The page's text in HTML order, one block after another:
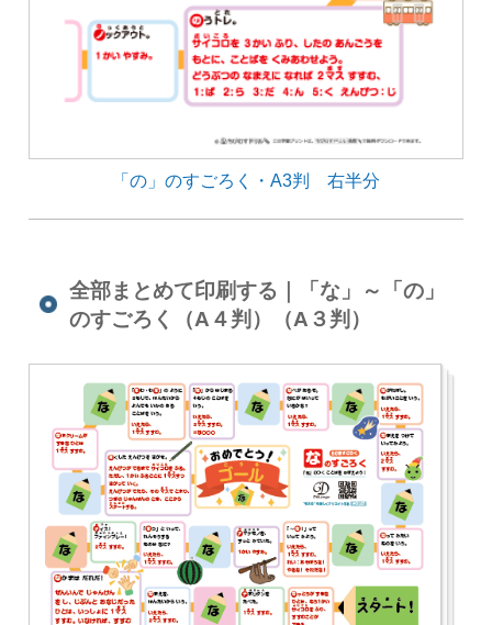
「の」のすごろく・A3判 右半分
全部まとめて印刷する｜「な」～「の」
のすごろく（A４判）（A３判）